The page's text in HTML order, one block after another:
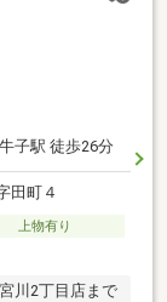
子駅 徒歩26分
田町４
上物有り
川2丁目店まで